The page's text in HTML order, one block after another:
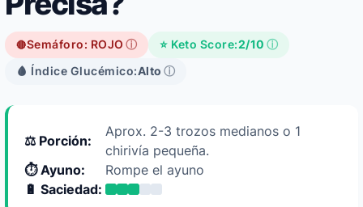
🔴Semáforo: ROJO ⓘ ⭐ Keto Score:2/10 ⓘ
🩸 Índice Glucémico:Alto ⓘ
⚖️ Porción:
Aprox. 2-3 trozos medianos o 1
chirivía pequeña.
⏱️ Ayuno:
Rompe el ayuno
🔋 Saciedad: